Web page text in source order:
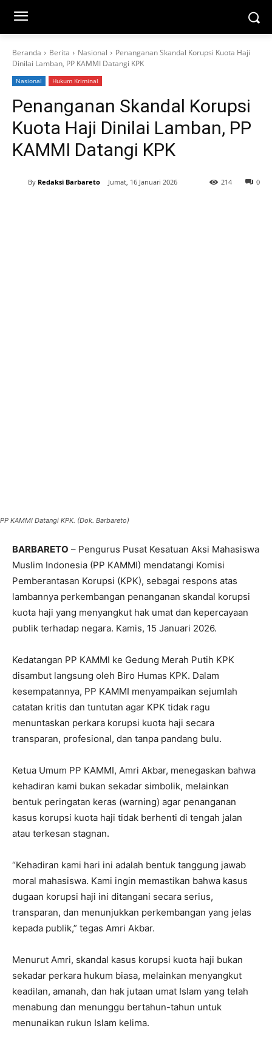
Beranda Berita Nasional
Penanganan Skandal Korupsi Kuota Haji
Dinilai Lamban, PP KAMMI Datangi KPK
Nasional Hukum Kriminal
Penanganan Skandal Korupsi
Kuota Haji Dinilai Lamban, PP
KAMMI Datangi KPK
By Redaksi Barbareto Jumat, 16 Januari 2026 0
214
PP KAMMI Datangi KPK. (Dok. Barbareto)
BARBARETO – Pengurus Pusat Kesatuan Aksi Mahasiswa
Muslim Indonesia (PP KAMMI) mendatangi Komisi
Pemberantasan Korupsi (KPK), sebagai respons atas
lambannya perkembangan penanganan skandal korupsi
kuota haji yang menyangkut hak umat dan kepercayaan
publik terhadap negara. Kamis, 15 Januari 2026.
Kedatangan PP KAMMI ke Gedung Merah Putih KPK
disambut langsung oleh Biro Humas KPK. Dalam
kesempatannya, PP KAMMI menyampaikan sejumlah
catatan kritis dan tuntutan agar KPK tidak ragu
menuntaskan perkara korupsi kuota haji secara
transparan, profesional, dan tanpa pandang bulu.
Ketua Umum PP KAMMI, Amri Akbar, menegaskan bahwa
kehadiran kami bukan sekadar simbolik, melainkan
bentuk peringatan keras (warning) agar penanganan
kasus korupsi kuota haji tidak berhenti di tengah jalan
atau terkesan stagnan.
“Kehadiran kami hari ini adalah bentuk tanggung jawab
moral mahasiswa. Kami ingin memastikan bahwa kasus
dugaan korupsi haji ini ditangani secara serius,
transparan, dan menunjukkan perkembangan yang jelas
kepada publik,” tegas Amri Akbar.
Menurut Amri, skandal kasus korupsi kuota haji bukan
sekadar perkara hukum biasa, melainkan menyangkut
keadilan, amanah, dan hak jutaan umat Islam yang telah
menabung dan menunggu bertahun-tahun untuk
menunaikan rukun Islam kelima.